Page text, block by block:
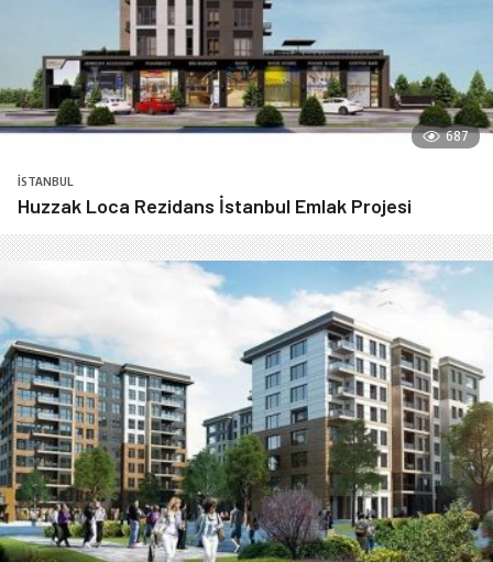
687
İSTANBUL
Huzzak Loca Rezidans İstanbul Emlak Projesi